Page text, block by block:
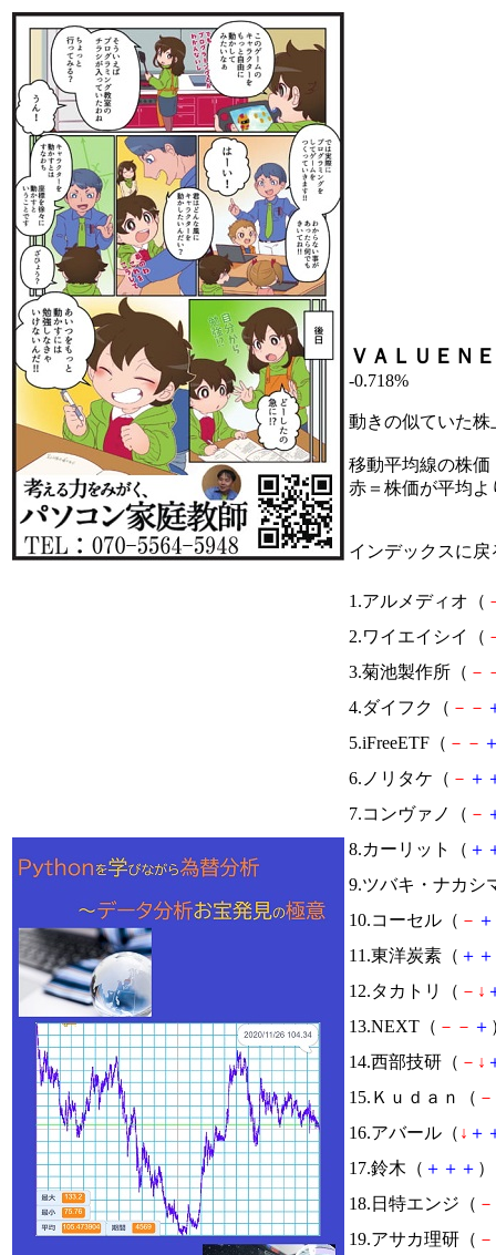
ＶＡＬＵＥＮ
-0.718%
動きの似ていた
移動平均線の株価
赤＝株価が平均
インデックスに戻
1.アルメディオ（
2.ワイエイシイ（
3.菊池製作所（ －
4.ダイフク（ － －
5.iFreeETF（ － －
6.ノリタケ（ － ＋
7.コンヴァノ（ －
8.カーリット（ ＋
9.ツバキ・ナカシ
10.コーセル（ － ＋
11.東洋炭素（ ＋ ＋
12.タカトリ（ － ↓
13.NEXT（ － － ＋
14.西部技研（ － ↓
15.Ｋｕｄａｎ（ －
16.アバール（ ↓ ＋
17.鈴木（ ＋ ＋ ＋
18.日特エンジ（ －
19.アサカ理研（ －